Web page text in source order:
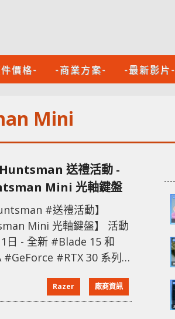
價格- -商業方案- -最新影片-
Mini
送禮活動 -
Mini 光軸鍵盤
#送禮活動】
Mini 光軸鍵盤】 活動
#RTX 30 系列
階版本提供三個獨特
、240H
Razer 廠商資訊